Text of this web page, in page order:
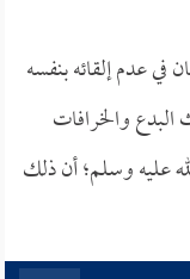
في عدم إلقائه بنفسه
والخرافات
عليه وسلم؛ أن ذلك